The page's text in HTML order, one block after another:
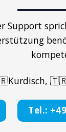
Support
Tel.: